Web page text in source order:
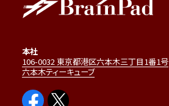
本社
106-0032 東京都港区六本木三丁目1番1号
六本木ティーキューブ